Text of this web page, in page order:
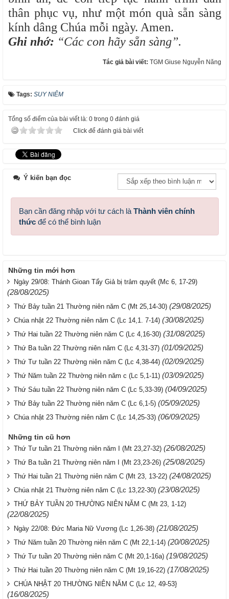
thân phục vụ, như một món quà sẵn sàng
kính dâng Chúa mỗi ngày. Amen.
Ghi nhớ: “Các con hãy sẵn sàng”.
Tác giả bài viết: TGM Giuse Nguyễn Năng
Tags: SUY NIÊM
Tổng số điểm của bài viết là: 0 trong 0 đánh giá
Click để đánh giá bài viết
Ý kiến bạn đọc
Bạn cần đăng nhập với tư cách là Thành viên chính
thức để có thể bình luận
Những tin mới hơn
Ngày 29/08: Thánh Gioan Tẩy Giả bị trảm quyết (Mc 6, 17-29)
(28/08/2025)
Thứ Bảy tuần 21 Thường niên năm C (Mt 25,14-30) (29/08/2025)
Chúa nhật 22 Thường niên năm C (Lc 14,1. 7-14) (30/08/2025)
Thứ Hai tuần 22 Thường niên năm C (Lc 4,16-30) (31/08/2025)
Thứ Ba tuần 22 Thường niên năm C (Lc 4,31-37) (01/09/2025)
Thứ Tư tuần 22 Thường niên năm C (Lc 4,38-44) (02/09/2025)
Thứ Năm tuần 22 Thường niên năm c (Lc 5,1-11) (03/09/2025)
Thứ Sáu tuần 22 Thường niên năm C (Lc 5,33-39) (04/09/2025)
Thứ Bảy tuần 22 Thường niên năm C (Lc 6,1-5) (05/09/2025)
Chúa nhật 23 Thường niên năm C (Lc 14,25-33) (06/09/2025)
Những tin cũ hơn
Thứ Tư tuần 21 Thường niên năm I (Mt 23,27-32) (26/08/2025)
Thứ Ba tuần 21 Thường niên năm I (Mt 23,23-26) (25/08/2025)
Thứ Hai tuần 21 Thường niên năm C (Mt 23, 13-22) (24/08/2025)
Chúa nhật 21 Thường niên năm C (Lc 13,22-30) (23/08/2025)
THỨ BẢY TUẦN 20 THƯỜNG NIÊN NĂM C (Mt 23, 1-12)
(22/08/2025)
Ngày 22/08: Đức Maria Nữ Vương (Lc 1,26-38) (21/08/2025)
Thứ Năm tuần 20 Thường niên năm C (Mt 22,1-14) (20/08/2025)
Thứ Tư tuần 20 Thường niên năm C (Mt 20,1-16a) (19/08/2025)
Thứ Hai tuần 20 Thường niên năm C (Mt 19,16-22) (17/08/2025)
CHÚA NHẬT 20 THƯỜNG NIÊN NĂM C (Lc 12, 49-53}
(16/08/2025)